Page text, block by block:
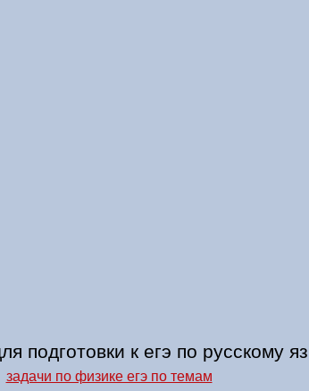
подготовки к егэ по русскому
задачи по физике егэ по темам